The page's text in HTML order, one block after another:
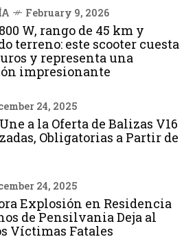
February 9, 2026
W, rango de 45 km y
terreno: este scooter cuesta
y representa una
impresionante
24, 2025
a la Oferta de Balizas V16
Obligatorias a Partir de
24, 2025
Explosión en Residencia
de Pensilvania Deja al
Víctimas Fatales